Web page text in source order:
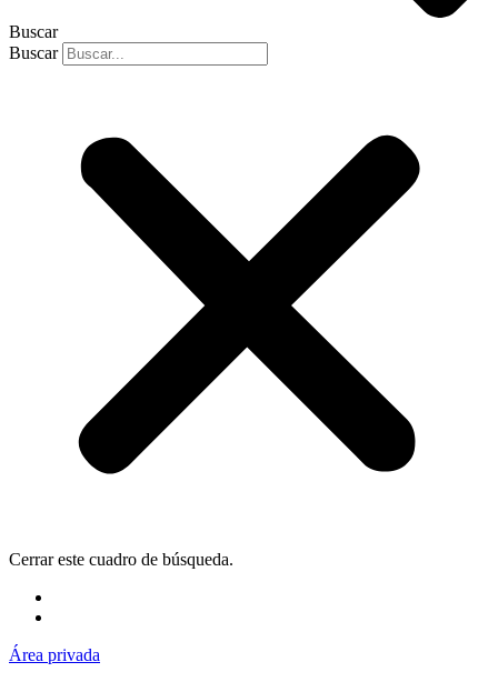
Buscar
Buscar
Cerrar este cuadro de búsqueda.
Área privada